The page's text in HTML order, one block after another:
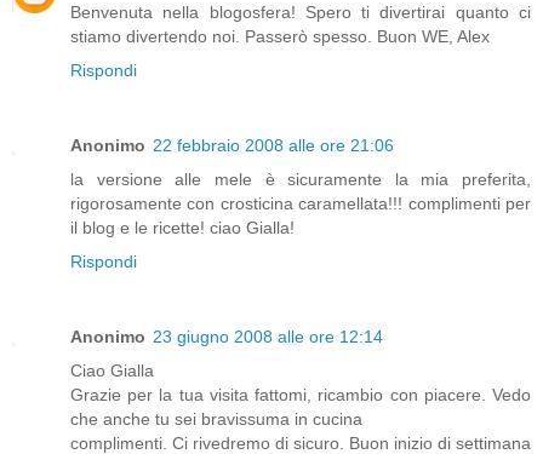
Benvenuta nella blogosfera! Spero ti divertirai quanto ci
stiamo divertendo noi. Passerò spesso. Buon WE, Alex
Rispondi
Anonimo 22 febbraio 2008 alle ore 21:06
la versione alle mele è sicuramente la mia preferita,
rigorosamente con crosticina caramellata!!! complimenti per
il blog e le ricette! ciao Gialla!
Rispondi
Anonimo 23 giugno 2008 alle ore 12:14
Ciao Gialla
Grazie per la tua visita fattomi, ricambio con piacere. Vedo
che anche tu sei bravissuma in cucina
complimenti. Ci rivedremo di sicuro. Buon inizio di settimana